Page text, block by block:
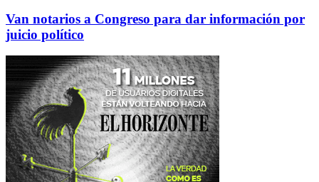
Van notarios a Congreso para dar información por
juicio político